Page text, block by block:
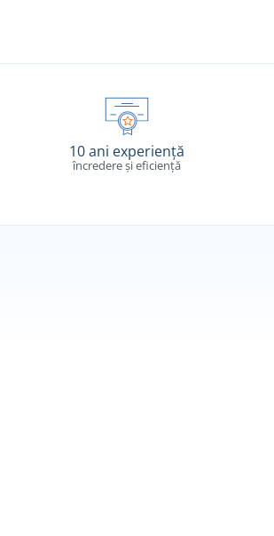
10 ani experiență
încredere și eficiență